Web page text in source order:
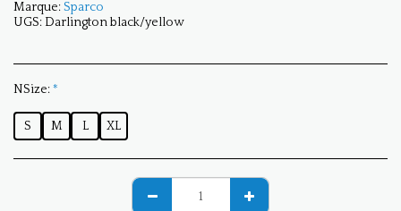
Marque:Sparco
UGS:Darlington black/yellow
NSize:*
S M L XL